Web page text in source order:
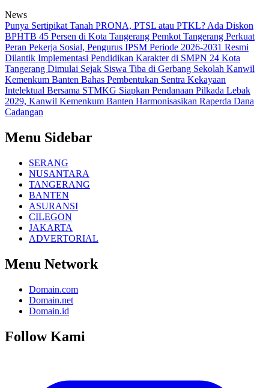
News
Punya Sertipikat Tanah PRONA, PTSL atau PTKL? Ada Diskon
BPHTB 45 Persen di Kota Tangerang Pemkot Tangerang Perkuat
Peran Pekerja Sosial, Pengurus IPSM Periode 2026-2031 Resmi
Dilantik Implementasi Pendidikan Karakter di SMPN 24 Kota
Tangerang Dimulai Sejak Siswa Tiba di Gerbang Sekolah Kanwil
Kemenkum Banten Bahas Pembentukan Sentra Kekayaan
Intelektual Bersama STMKG Siapkan Pendanaan Pilkada Lebak
2029, Kanwil Kemenkum Banten Harmonisasikan Raperda Dana
Cadangan
Menu Sidebar
SERANG
NUSANTARA
TANGERANG
BANTEN
ASURANSI
CILEGON
JAKARTA
ADVERTORIAL
Menu Network
Domain.com
Domain.net
Domain.id
Follow Kami